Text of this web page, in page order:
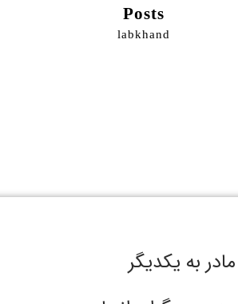
Posts
labkhand
به یکدیگر